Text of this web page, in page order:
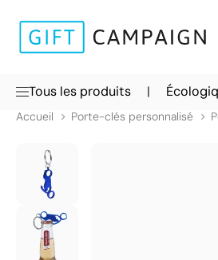
Tous les produits |
Accueil Porte-clés personnalisé